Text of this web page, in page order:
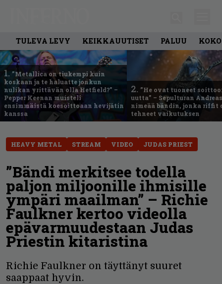
TULEVA LEVY KEIKKAUUTISET PALUU
1. ”Metallica on tiukempi kuin
koskaan ja te haluatte jonkun
nulikan yrittävän olla Hetfield?” –
Pepper Keenan muisteli
ensimmäistä koesoittoaan hevijätin
kanssa
2. ”He ovat tuoneet
uutta” – Sepulturan
nimeää bändin, jonka riffit
tehneet vaikutuksen
HEAVY METAL STREAM VIDEO JUDAS PRIEST
”Bändi merkitsee todella
paljon miljoonille ihmisille
ympäri maailman” – Richie
Faulkner kertoo videolla
epävarmuudestaan Judas
Priestin kitaristina
Richie Faulkner on täyttänyt suuret
saappaat hyvin.